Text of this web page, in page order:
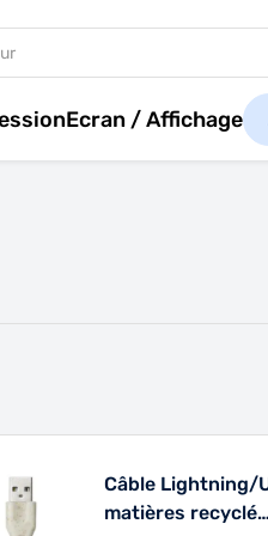
Ecran / Affichage
Câble Lightning/
matières recyclé…